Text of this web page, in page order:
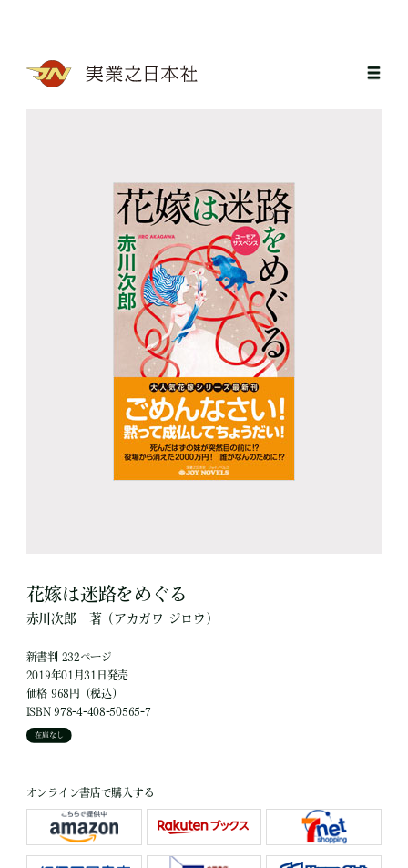
花嫁は迷路をめぐる
赤川次郎 著（アカガワ ジロウ）
新書判 232ページ
2019年01月31日発売
価格 968円（税込）
ISBN 978-4-408-50565-7
在庫なし
オンライン書店で購入する